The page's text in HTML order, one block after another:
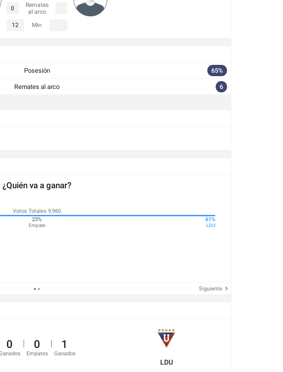
0
Remates
al arco
12
Min
Posesión 65%
Remates al arco 6
¿Quién va a ganar?
Votos Totales 9,960
23%
Empate
61%
LDU
Siguiente
0 0
Empates
1
Ganados
LDU